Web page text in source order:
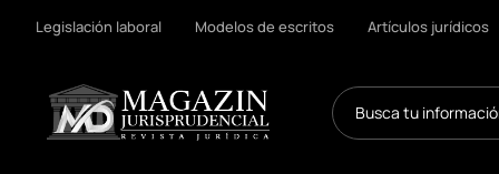
Legislación laboral Modelos de escritos Artículos jurídicos
Search
...